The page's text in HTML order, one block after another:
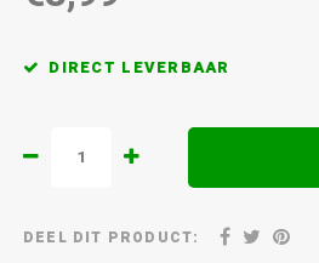
DIRECT LEVERBAAR
DEEL DIT PRODUCT: